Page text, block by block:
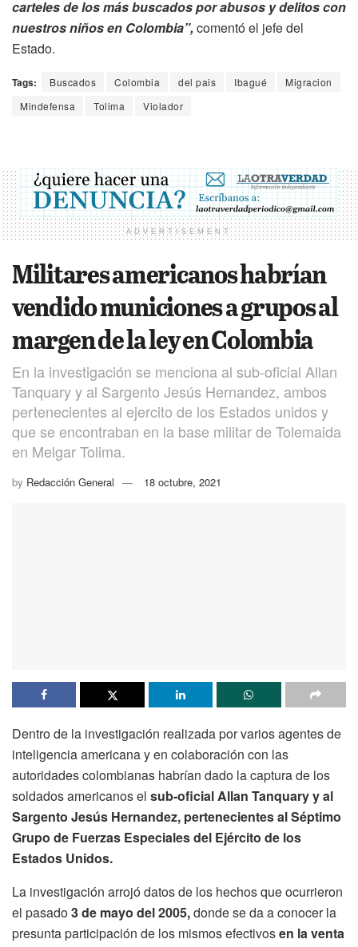
carteles de los más buscados por abusos y delitos con
nuestros niños en Colombia”, comentó el jefe del
Estado.
Tags: Buscados Colombia del pais Ibagué
Migracion
Mindefensa
Tolima Violador
ADVERTISEMENT
Militares americanos habrían
vendido municiones a grupos al
margen de la ley en Colombia
En la investigación se menciona al sub-oficial Allan
Tanquary y al Sargento Jesús Hernandez, ambos
pertenecientes al ejercito de los Estados unidos y
que se encontraban en la base militar de Tolemaida
en Melgar Tolima.
by Redacción General 18 octubre, 2021
Dentro de la investigación realizada por varios agentes de
inteligencia americana y en colaboración con las
autoridades colombianas habrían dado la captura de los
soldados americanos el sub-oficialAllan Tanquary y al
Sargento Jesús Hernandez, pertenecientes al Séptimo
Grupo de Fuerzas Especiales del Ejército de los
Estados Unidos.
La investigación arrojó datos de los hechos que ocurrieron
el pasado3 de mayo del2005,donde se da a conocer la
presunta participación de los mismos efectivosen la venta